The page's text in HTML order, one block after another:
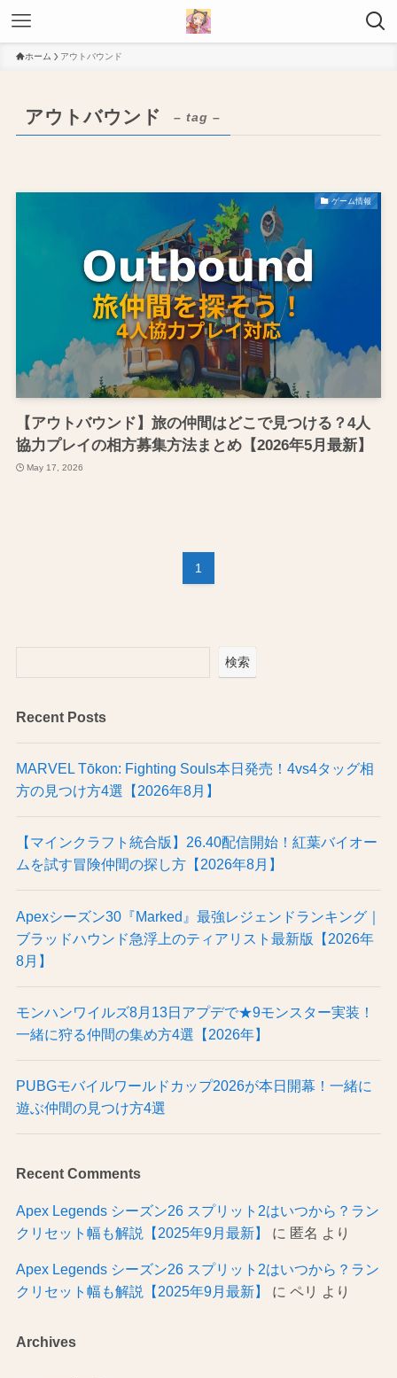
ホーム アウトバウンド
アウトバウンド – tag –
ゲーム情報
【アウトバウンド】旅の仲間はどこで見つける？4人
協力プレイの相方募集方法まとめ【2026年5月最新】
May 17, 2026
1
検索
Recent Posts
MARVEL Tōkon: Fighting Souls本日発売！4vs4タッグ相
方の見つけ方4選【2026年8月】
【マインクラフト統合版】26.40配信開始！紅葉バイオー
ムを試す冒険仲間の探し方【2026年8月】
Apexシーズン30『Marked』最強レジェンドランキング｜
ブラッドハウンド急浮上のティアリスト最新版【2026年
8月】
モンハンワイルズ8月13日アプデで★9モンスター実装！
一緒に狩る仲間の集め方4選【2026年】
PUBGモバイルワールドカップ2026が本日開幕！一緒に
遊ぶ仲間の見つけ方4選
Recent Comments
Apex Legends シーズン26 スプリット2はいつから？ラン
クリセット幅も解説【2025年9月最新】
に 匿名 より
Apex Legends シーズン26 スプリット2はいつから？ラン
クリセット幅も解説【2025年9月最新】
に ペリ より
Archives